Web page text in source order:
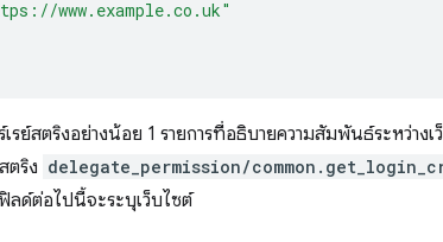
www.example.co.uk"
เรย์สตริงอย่างน้อย 1 รายการที่อธิบายความสัมพันธ์ระหว่าง
ตริง delegate_permission/
ลด์ต่อไปนี้จะระบุเว็บไซต์